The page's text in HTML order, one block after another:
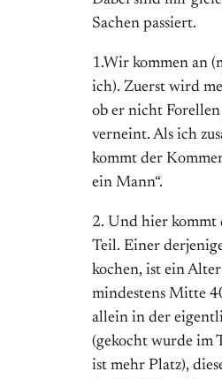
Sachen passiert.
1.Wir kommen an
ich). Zuerst wird
ob er nicht
verneint. Als ich
kommt der
ein Mann“.
2. Und hier kommt
Teil. Einer
kochen, ist ein
mindestens Mitte
allein in der
(gekocht wurde im
ist mehr Platz),